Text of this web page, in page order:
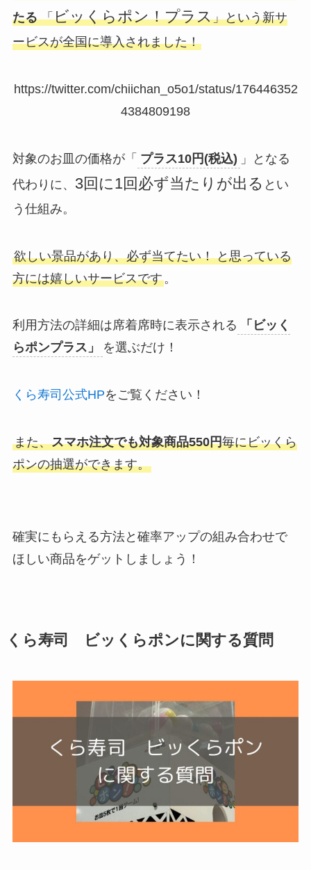
たる「ビッくらポン！プラス」という新サ
ービスが全国に導入されました！
https://twitter.com/chiichan_o5o1/status/176446352
4384809198
対象のお皿の価格が「 プラス10円(税込) 」となる
代わりに、 3回に1回必ず当たりが出る とい
う仕組み。
欲しい景品があり、必ず当てたい！ と思っている
方には嬉しいサービスです。
利用方法の詳細は席着席時に表示される
「ビッく
らポンプラス」
を選ぶだけ！
くら寿司公式HPをご覧ください！
また、スマホ注文でも対象商品550円毎にビッくら
ポンの抽選ができます。
確実にもらえる方法と確率アップの組み合わせで
ほしい商品をゲットしましょう！
くら寿司 ビッくらポンに関する質問